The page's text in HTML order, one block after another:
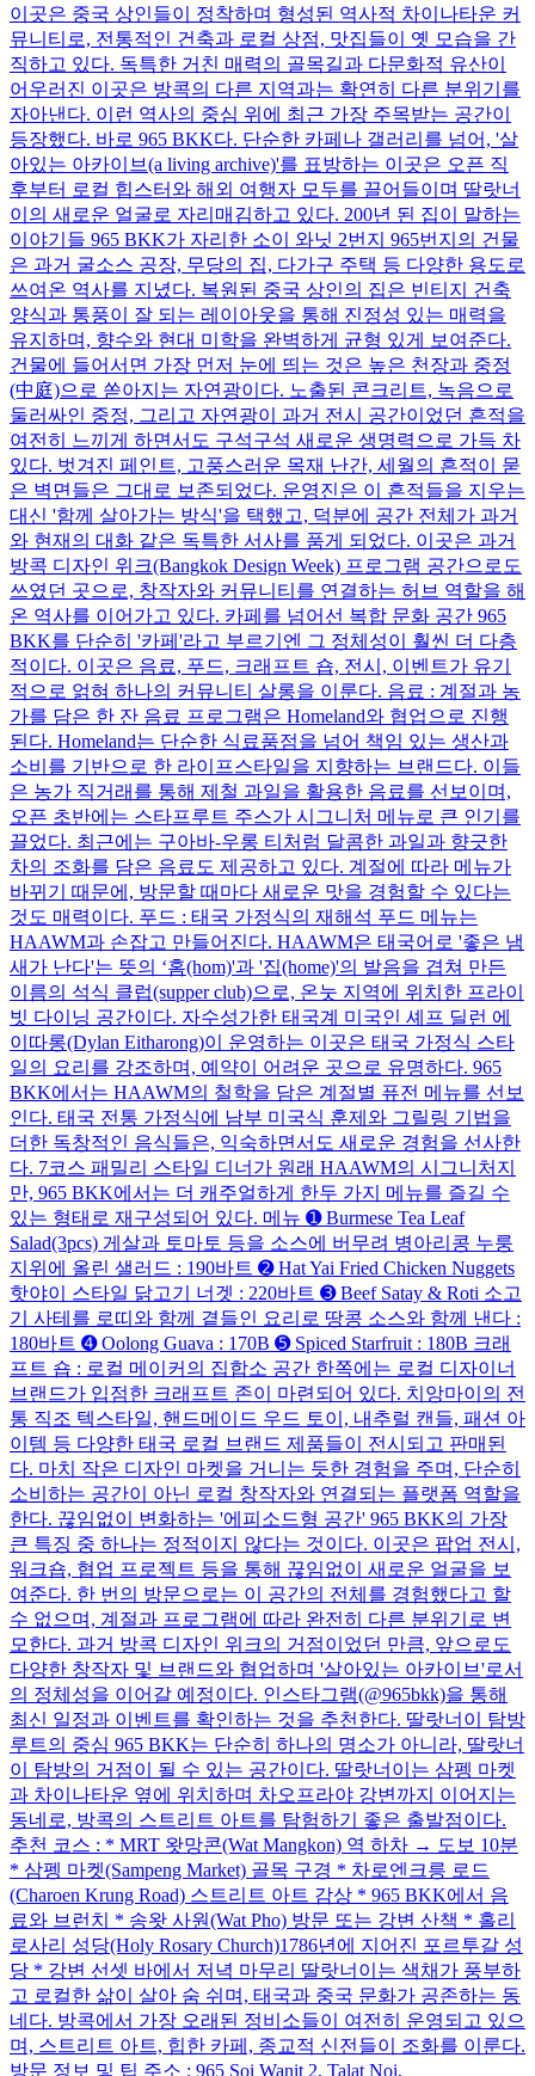
이곳은 중국 상인들이 정착하며 형성된 역사적 차이나타운 커
뮤니티로, 전통적인 건축과 로컬 상점, 맛집들이 옛 모습을 간
직하고 있다. 독특한 거친 매력의 골목길과 다문화적 유산이
어우러진 이곳은 방콕의 다른 지역과는 확연히 다른 분위기를
자아낸다. 이런 역사의 중심 위에 최근 가장 주목받는 공간이
등장했다. 바로 965 BKK다. 단순한 카페나 갤러리를 넘어, '살
아있는 아카이브(a living archive)'를 표방하는 이곳은 오픈 직
후부터 로컬 힙스터와 해외 여행자 모두를 끌어들이며 딸랏너
이의 새로운 얼굴로 자리매김하고 있다. 200년 된 집이 말하는
이야기들 965 BKK가 자리한 소이 와닛 2번지 965번지의 건물
은 과거 굴소스 공장, 무당의 집, 다가구 주택 등 다양한 용도로
쓰여온 역사를 지녔다. 복원된 중국 상인의 집은 빈티지 건축
양식과 통풍이 잘 되는 레이아웃을 통해 진정성 있는 매력을
유지하며, 향수와 현대 미학을 완벽하게 균형 있게 보여준다.
건물에 들어서면 가장 먼저 눈에 띄는 것은 높은 천장과 중정
(中庭)으로 쏟아지는 자연광이다. 노출된 콘크리트, 녹음으로
둘러싸인 중정, 그리고 자연광이 과거 전시 공간이었던 흔적을
여전히 느끼게 하면서도 구석구석 새로운 생명력으로 가득 차
있다. 벗겨진 페인트, 고풍스러운 목재 난간, 세월의 흔적이 묻
은 벽면들은 그대로 보존되었다. 운영진은 이 흔적들을 지우는
대신 '함께 살아가는 방식'을 택했고, 덕분에 공간 전체가 과거
와 현재의 대화 같은 독특한 서사를 품게 되었다. 이곳은 과거
방콕 디자인 위크(Bangkok Design Week) 프로그램 공간으로도
쓰였던 곳으로, 창작자와 커뮤니티를 연결하는 허브 역할을 해
온 역사를 이어가고 있다. 카페를 넘어선 복합 문화 공간 965
BKK를 단순히 '카페'라고 부르기엔 그 정체성이 훨씬 더 다층
적이다. 이곳은 음료, 푸드, 크래프트 숍, 전시, 이벤트가 유기
적으로 얽혀 하나의 커뮤니티 살롱을 이룬다. 음료 : 계절과 농
가를 담은 한 잔 음료 프로그램은 Homeland와 협업으로 진행
된다. Homeland는 단순한 식료품점을 넘어 책임 있는 생산과
소비를 기반으로 한 라이프스타일을 지향하는 브랜드다. 이들
은 농가 직거래를 통해 제철 과일을 활용한 음료를 선보이며,
오픈 초반에는 스타프루트 주스가 시그니처 메뉴로 큰 인기를
끌었다. 최근에는 구아바-우롱 티처럼 달콤한 과일과 향긋한
차의 조화를 담은 음료도 제공하고 있다. 계절에 따라 메뉴가
바뀌기 때문에, 방문할 때마다 새로운 맛을 경험할 수 있다는
것도 매력이다. 푸드 : 태국 가정식의 재해석 푸드 메뉴는
HAAWM과 손잡고 만들어진다. HAAWM은 태국어로 '좋은 냄
새가 난다'는 뜻의 ‘홈(hom)'과 '집(home)'의 발음을 겹쳐 만든
이름의 석식 클럽(supper club)으로, 온눗 지역에 위치한 프라이
빗 다이닝 공간이다. 자수성가한 태국계 미국인 셰프 딜런 에
이따롱(Dylan Eitharong)이 운영하는 이곳은 태국 가정식 스타
일의 요리를 강조하며, 예약이 어려운 곳으로 유명하다. 965
BKK에서는 HAAWM의 철학을 담은 계절별 퓨전 메뉴를 선보
인다. 태국 전통 가정식에 남부 미국식 훈제와 그릴링 기법을
더한 독창적인 음식들은, 익숙하면서도 새로운 경험을 선사한
다. 7코스 패밀리 스타일 디너가 원래 HAAWM의 시그니처지
만, 965 BKK에서는 더 캐주얼하게 한두 가지 메뉴를 즐길 수
있는 형태로 재구성되어 있다. 메뉴 ➊ Burmese Tea Leaf
Salad(3pcs) 게살과 토마토 등을 소스에 버무려 병아리콩 누룽
지위에 올린 샐러드 : 190바트 ➋ Hat Yai Fried Chicken Nuggets
핫야이 스타일 닭고기 너겟 : 220바트 ➌ Beef Satay & Roti 소고
기 사테를 로띠와 함께 곁들인 요리로 땅콩 소스와 함께 낸다 :
180바트 ➍ Oolong Guava : 170B ➎ Spiced Starfruit : 180B 크래
프트 숍 : 로컬 메이커의 집합소 공간 한쪽에는 로컬 디자이너
브랜드가 입점한 크래프트 존이 마련되어 있다. 치앙마이의 전
통 직조 텍스타일, 핸드메이드 우드 토이, 내추럴 캔들, 패션 아
이템 등 다양한 태국 로컬 브랜드 제품들이 전시되고 판매된
다. 마치 작은 디자인 마켓을 거니는 듯한 경험을 주며, 단순히
소비하는 공간이 아닌 로컬 창작자와 연결되는 플랫폼 역할을
한다. 끊임없이 변화하는 '에피소드형 공간' 965 BKK의 가장
큰 특징 중 하나는 정적이지 않다는 것이다. 이곳은 팝업 전시,
워크숍, 협업 프로젝트 등을 통해 끊임없이 새로운 얼굴을 보
여준다. 한 번의 방문으로는 이 공간의 전체를 경험했다고 할
수 없으며, 계절과 프로그램에 따라 완전히 다른 분위기로 변
모한다. 과거 방콕 디자인 위크의 거점이었던 만큼, 앞으로도
다양한 창작자 및 브랜드와 협업하며 '살아있는 아카이브'로서
의 정체성을 이어갈 예정이다. 인스타그램(@965bkk)을 통해
최신 일정과 이벤트를 확인하는 것을 추천한다. 딸랏너이 탐방
루트의 중심 965 BKK는 단순히 하나의 명소가 아니라, 딸랏너
이 탐방의 거점이 될 수 있는 공간이다. 딸랏너이는 삼펭 마켓
과 차이나타운 옆에 위치하며 차오프라야 강변까지 이어지는
동네로, 방콕의 스트리트 아트를 탐험하기 좋은 출발점이다.
추천 코스 : * MRT 왓망콘(Wat Mangkon) 역 하차 → 도보 10분
* 삼펭 마켓(Sampeng Market) 골목 구경 * 차로엔크릉 로드
(Charoen Krung Road) 스트리트 아트 감상 * 965 BKK에서 음
료와 브런치 * 송왓 사원(Wat Pho) 방문 또는 강변 산책 * 홀리
로사리 성당(Holy Rosary Church)1786년에 지어진 포르투갈 성
당 * 강변 선셋 바에서 저녁 마무리 딸랏너이는 색채가 풍부하
고 로컬한 삶이 살아 숨 쉬며, 태국과 중국 문화가 공존하는 동
네다. 방콕에서 가장 오래된 정비소들이 여전히 운영되고 있으
며, 스트리트 아트, 힙한 카페, 종교적 신전들이 조화를 이룬다.
방문 정보 및 팁 주소 : 965 Soi Wanit 2, Talat Noi,